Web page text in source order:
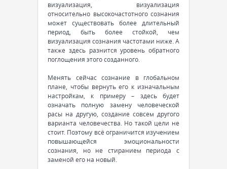
визуализация, визуализация
относительно высокочастотного сознания
может существовать более длительный
период, быть более стойкой, чем
визуализация сознания частотами ниже. А
также здесь разнится уровень обратного
поглощения этого созданного.
Менять сейчас сознание в глобальном
плане, чтобы вернуть его к изначальным
настройкам, к примеру – здесь будет
означать полную замену человеческой
расы на другую, создание совсем другого
варианта человечества. Но такой цели не
стоит. Поэтому всё ограничится изучением
повышающейся эмоциональности
сознания, но не стиранием периода с
заменой его на новый.